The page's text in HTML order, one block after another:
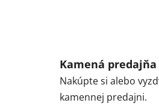
Kamená predajňa
Nakúpte si alebo
kamennej predajni.